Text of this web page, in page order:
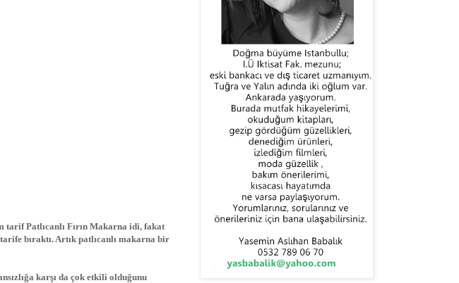
tarif Patlıcanlı Fırın Makarna idi, fakat
bıraktı. Artık patlıcanlı makarna bir
karşı da çok etkili olduğunu